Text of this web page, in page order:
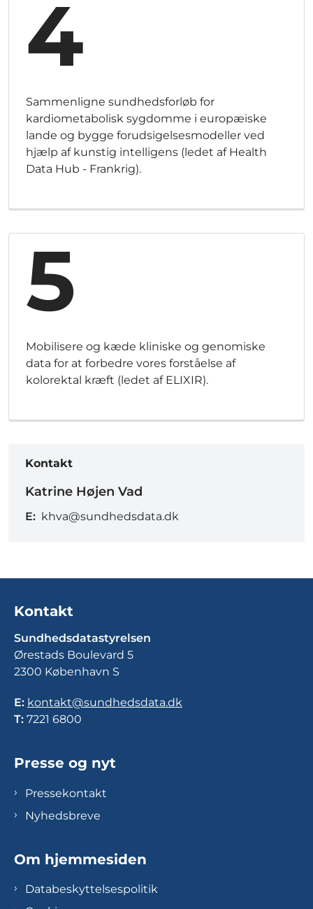
4
Sammenligne sundhedsforløb for
kardiometabolisk sygdomme i europæiske
lande og bygge forudsigelsesmodeller ved
hjælp af kunstig intelligens (ledet af Health
Data Hub - Frankrig).
5
Mobilisere og kæde kliniske og genomiske
data for at forbedre vores forståelse af
kolorektal kræft (ledet af ELIXIR).
Kontakt
Katrine Højen Vad
E: khva@sundhedsdata.dk
Kontakt
Sundhedsdatastyrelsen
Ørestads Boulevard 5
2300 København S
E: kontakt@sundhedsdata.dk
T: 7221 6800
Presse og nyt
Pressekontakt
Nyhedsbreve
Om hjemmesiden
Databeskyttelsespolitik